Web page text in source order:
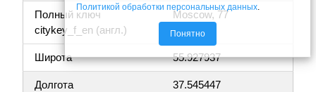
Полный ключ
citykey_f_en (англ.)
Moscow, 77
Широта 55.927937
Долгота 37.545447
Политикой обработки персональных данных
Понятно